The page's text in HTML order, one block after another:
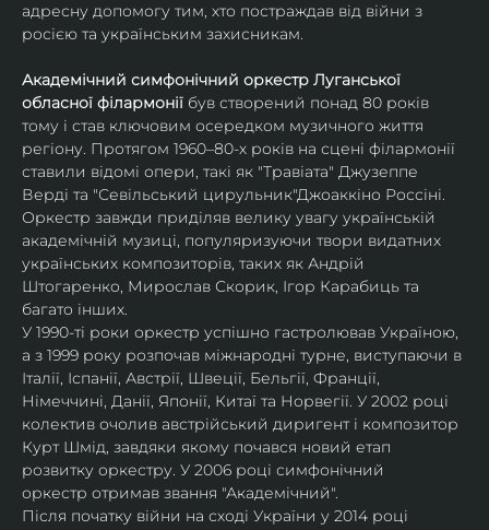
адре​​сну допомогу тим, хто ​​по​​страждав від війни з
росією та українським захисникам.
Академічний симфонічний оркестр Луганської
обласної філармонії був створений понад 80 років
тому і став ключовим осередком музичного життя
регіону. Протягом 1960–80-х років на сцені філармонії
ставили відомі опери, такі як "Травіата" Джузеппе
Верді та "Севільський цирульник"Джоаккіно Россіні.
Оркестр завжди приділяв велику увагу українській
академічній музиці, популяризуючи твори видатних
українських композиторів, таких як Андрій
Штогаренко, Мирослав Скорик, Ігор Карабиць та
багато інших.
У 1990-ті роки оркестр успішно гастролював Україною,
а з 1999 року розпочав міжнародні турне, виступаючи в
Італії, Іспанії, Австрії, Швеції, Бельгії, Франції,
Німеччині, Данії, Японії, Китаї та Норвегії. У 2002 році
колектив очолив австрійський диригент і композитор
Курт Шмід, завдяки якому почався новий етап
розвитку оркестру. У 2006 році симфонічний
оркестр отримав звання "Академічний".
Після початку війни на сході України у 2014 році